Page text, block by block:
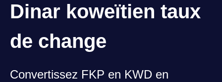
Dinar koweïtien taux
de change
Convertissez FKP en KWD en